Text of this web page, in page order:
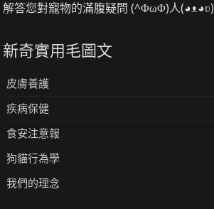
解答您對寵物的滿腹疑問 (^ΦωΦ)人(◕ᴥ◕ʋ)
新奇實用毛圖文
皮膚養護
疾病保健
食安注意報
狗貓行為學
我們的理念